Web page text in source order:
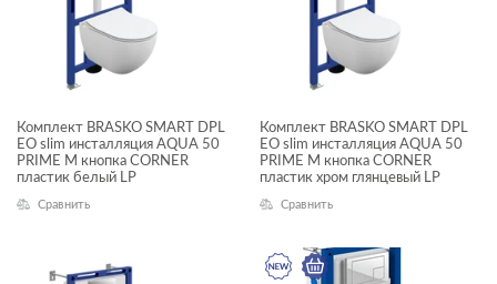
Комплект BRASKO SMART DPL
EO slim инсталляция AQUA 50
PRIME М кнопка CORNER
пластик белый LP
Сравнить
Комплект BRASKO SMART DPL
EO slim инсталляция AQUA 50
PRIME М кнопка CORNER
пластик хром глянцевый LP
Сравнить